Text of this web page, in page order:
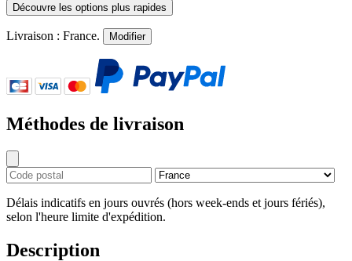
Découvre les options plus rapides
Livraison : France. Modifier
Méthodes de livraison
Délais indicatifs en jours ouvrés (hors week-ends et jours fériés),
selon l'heure limite d'expédition.
Description